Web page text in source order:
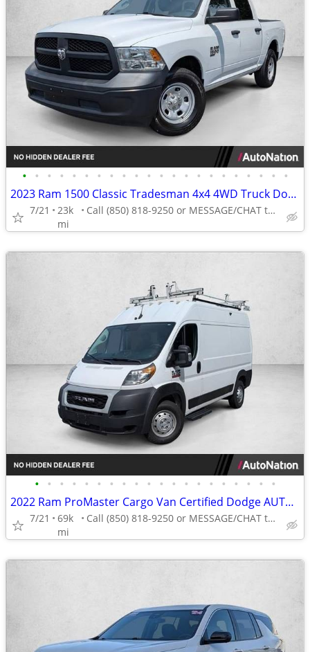
• • • • • • • • • • • • • • • • • • • • • •
2023 Ram 1500 Classic Tradesman 4x4 4WD Truck Dodge Crew cab AUTONATION
7/21
23k
mi
Call (850) 818-9250 or MESSAGE/CHAT to confirm availability
• • • • • • • • • • • • • • • • • • • •
2022 Ram ProMaster Cargo Van Certified Dodge AUTONATION
7/21
69k
mi
Call (850) 818-9250 or MESSAGE/CHAT to confirm availability